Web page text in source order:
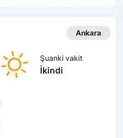
Ankara
Şuanki vakit
İkindi